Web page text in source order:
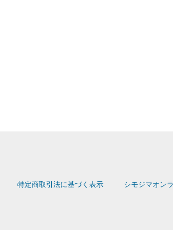
特定商取引法に基づく表示 シモジマオン